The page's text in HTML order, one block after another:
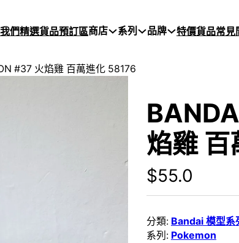
們精選貨品預訂區商店 系列 品牌 特價貨品常見
#37 火焰雞 百萬進化 58176
焰雞
$55.0
分類: Bandai 模型系
系列: Pokemon